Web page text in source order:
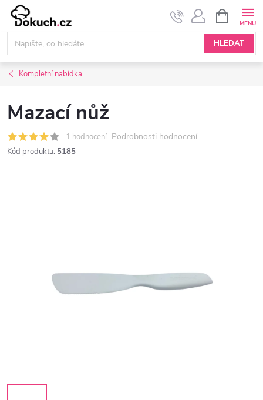
Přejít
obsah
HLEDAT
NÁKUPNÍ
KOŠÍK
Kompletní nabídka
Mazací nůž
1 hodnocení Podrobnosti hodnocení
Kód produktu: 5185